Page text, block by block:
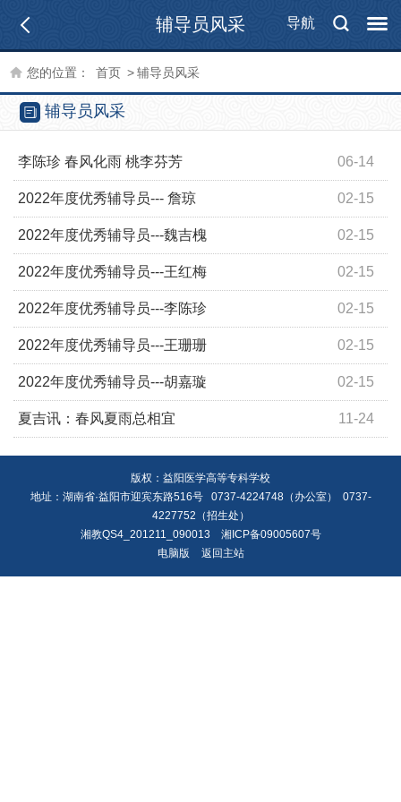
导航
辅导员风采
您的位置： 首页 >辅导员风采
辅导员风采
06-14
李陈珍 春风化雨 桃李芬芳
02-15
2022年度优秀辅导员--- 詹琼
02-15
2022年度优秀辅导员---魏吉槐
02-15
2022年度优秀辅导员---王红梅
02-15
2022年度优秀辅导员---李陈珍
02-15
2022年度优秀辅导员---王珊珊
02-15
2022年度优秀辅导员---胡嘉璇
11-24
夏吉讯：春风夏雨总相宜
版权：益阳医学高等专科学校
地址：湖南省·益阳市迎宾东路516号 0737-4224748（办公室） 0737-
4227752（招生处）
湘教QS4_201211_090013 湘ICP备09005607号
电脑版
返回主站